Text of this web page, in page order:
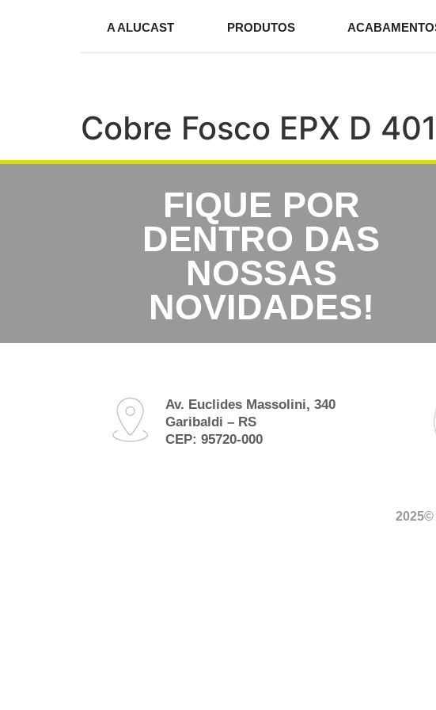
A ALUCAST PRODUTOS
Cobre Fosco EPX D 401
FIQUE POR
DENTRO DAS
NOSSAS
NOVIDADES!
Av. Euclides Massolini, 340
Garibaldi – RS
CEP: 95720-000
2025©